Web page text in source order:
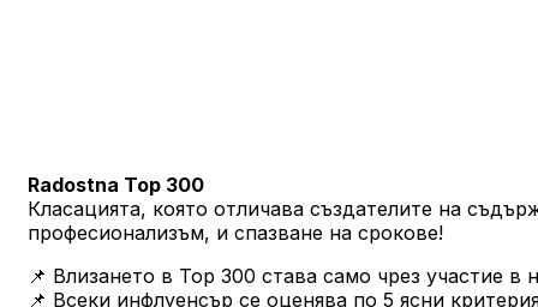
Radostna Top 300
Класацията, която отличава създателите на
професионализъм, и спазване на срокове!
📌 Влизането в Top 300 става само чрез участие в
📌 Всеки инфлуенсър се оценява по 5 ясни